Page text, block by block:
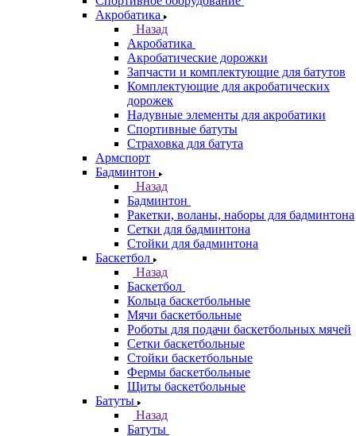
Акробатика
Назад
Акробатика
Акробатические дорожки
Запчасти и комплектующие для батутов
Комплектующие для акробатических
дорожек
Надувные элементы для акробатики
Спортивные батуты
Страховка для батута
Армспорт
Бадминтон
Назад
Бадминтон
Ракетки, воланы, наборы для бадминтона
Сетки для бадминтона
Стойки для бадминтона
Баскетбол
Назад
Баскетбол
Кольца баскетбольные
Мячи баскетбольные
Роботы для подачи баскетбольных мячей
Сетки баскетбольные
Стойки баскетбольные
Фермы баскетбольные
Щиты баскетбольные
Батуты
Назад
Батуты